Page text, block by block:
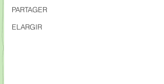
PARTAGER
ELARGIR